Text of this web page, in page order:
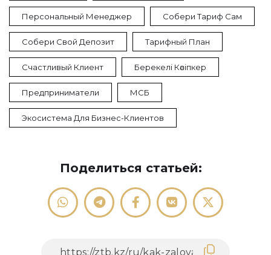
Персональный Менеджер Собери Тариф Сам
Собери Свой Депозит Тарифный План
Счастливый Клиент Берекелi Кәсіпкер
Предприниматели МСБ
Экосистема Для Бизнес-Клиентов
Поделиться статьей: